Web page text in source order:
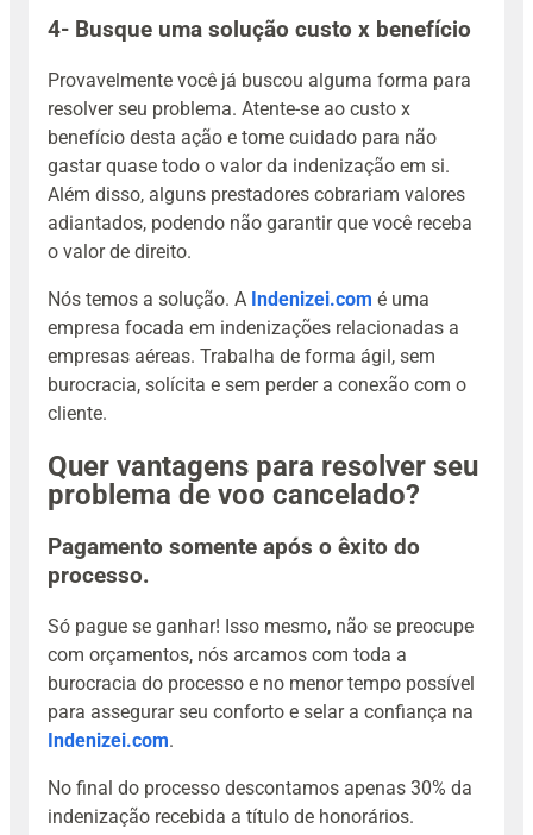
4- Busque uma solução custo x benefício
Provavelmente você já buscou alguma forma para
resolver seu problema. Atente-se ao custo x
benefício desta ação e tome cuidado para não
gastar quase todo o valor da indenização em si.
Além disso, alguns prestadores cobrariam valores
adiantados, podendo não garantir que você receba
o valor de direito.
Nós temos a solução. A Indenizei.com é uma
empresa focada em indenizações relacionadas a
empresas aéreas. Trabalha de forma ágil, sem
burocracia, solícita e sem perder a conexão com o
cliente.
Quer vantagens para resolver seu
problema de voo cancelado?
Pagamento somente após o êxito do
processo.
Só pague se ganhar! Isso mesmo, não se preocupe
com orçamentos, nós arcamos com toda a
burocracia do processo e no menor tempo possível
para assegurar seu conforto e selar a confiança na
Indenizei.com.
No final do processo descontamos apenas 30% da
indenização recebida a título de honorários.